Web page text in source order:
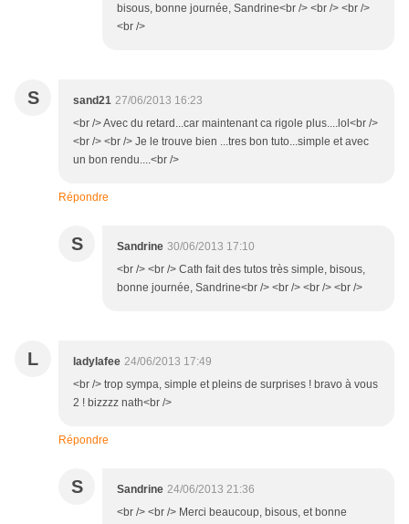
bisous, bonne journée, Sandrine<br /> <br /> <br />
<br />
S sand21 27/06/2013 16:23
<br /> Avec du retard...car maintenant ca rigole plus....lol<br />
<br /> <br /> Je le trouve bien ...tres bon tuto...simple et avec
un bon rendu....<br />
Répondre
S Sandrine 30/06/2013 17:10
<br /> <br /> Cath fait des tutos très simple, bisous,
bonne journée, Sandrine<br /> <br /> <br /> <br />
L ladylafee 24/06/2013 17:49
<br /> trop sympa, simple et pleins de surprises ! bravo à vous
2 ! bizzzz nath<br />
Répondre
S Sandrine 24/06/2013 21:36
<br /> <br /> Merci beaucoup, bisous, et bonne